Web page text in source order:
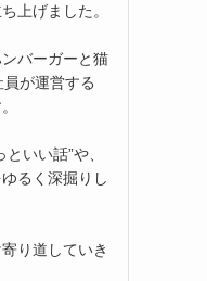
上げました。
ンバーガーと猫
が運営する
いい話”や、
るく深掘りし
り道していき